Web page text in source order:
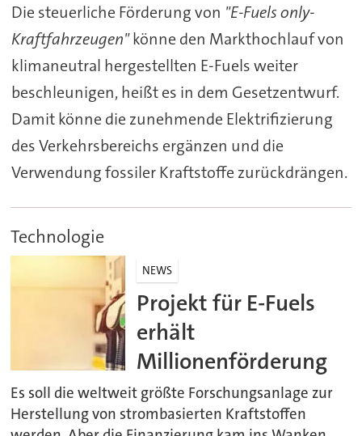
Die steuerliche Förderung von "E-Fuels only-
Kraftfahrzeugen"könne den Markthochlauf von
klimaneutral hergestellten E-Fuels weiter
beschleunigen, heißt es in dem Gesetzentwurf.
Damit könne die zunehmende Elektrifizierung
des Verkehrsbereichs ergänzen und die
Verwendung fossiler Kraftstoffe zurückdrängen.
Technologie
NEWS
Projekt für E-Fuels
erhält
Millionenförderung
Es soll die weltweit größte Forschungsanlage zur
Herstellung von strombasierten Kraftstoffen